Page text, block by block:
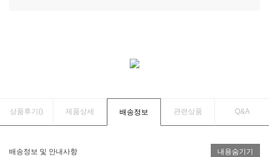
상품후기() 제품상세 배송정보 관련상품 Q&A
배송정보 및 안내사항 내용숨기기